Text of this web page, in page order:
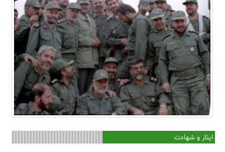
ایثار و شهادت